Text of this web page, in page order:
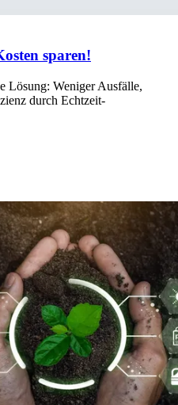
sparen!
Lösung: Weniger Ausfälle,
durch Echtzeit-